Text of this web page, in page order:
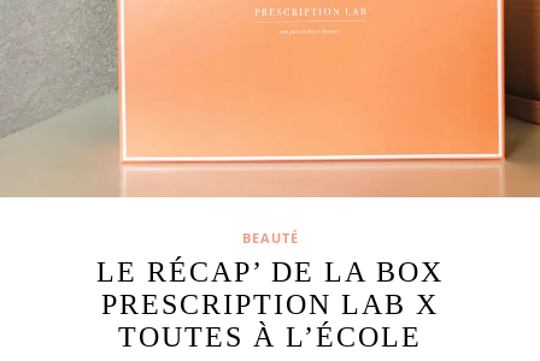
BEAUTÉ
LE RÉCAP’ DE LA BOX
PRESCRIPTION LAB X
TOUTES À L’ÉCOLE